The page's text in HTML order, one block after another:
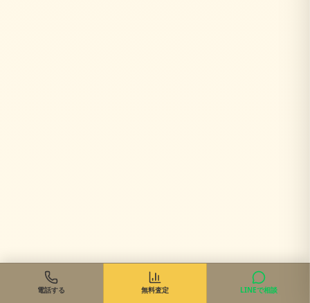
電話する 無料査定 LINEで相談